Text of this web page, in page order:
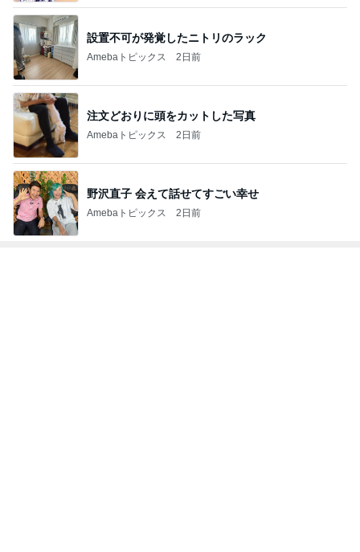
設置不可が発覚したニトリのラック
Amebaトピックス 2日前
注文どおりに頭をカットした写真
Amebaトピックス 2日前
野沢直子 会えて話せてすごい幸せ
Amebaトピックス 2日前